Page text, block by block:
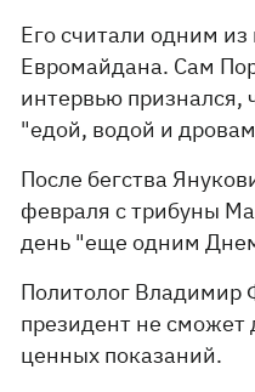
Его считали одним из
Евромайдана. Сам
интервью признался,
"едой, водой и
После бегства
февраля с трибуны
день "еще одним
Политолог Владимир
президент не сможет
ценных показаний.